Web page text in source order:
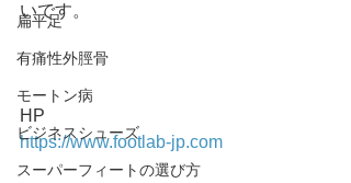
扁平足
有痛性外脛骨
モートン病
ビジネスシューズ
スーパーフィートの選び方
いです。
HP
https://www.footlab-jp.com